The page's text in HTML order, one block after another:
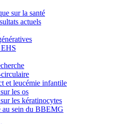
sur la santé
actuels
et leucémie infantile
les os
les kératinocytes
au sein du BBEMG